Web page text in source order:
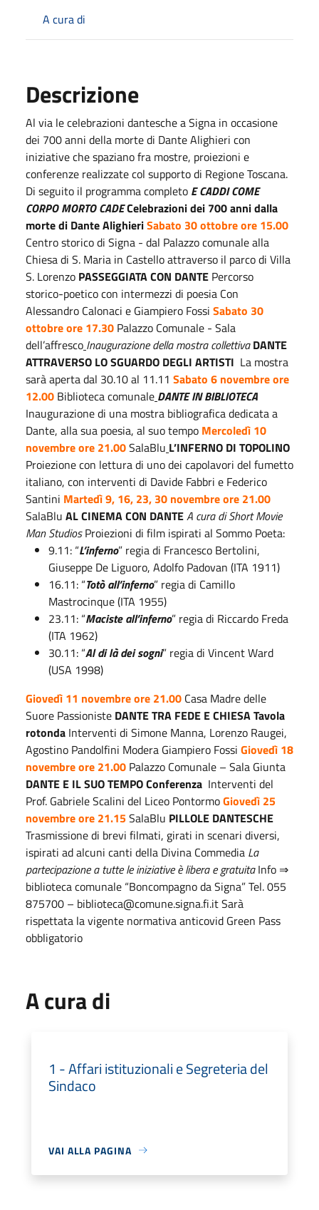
A cura di
Descrizione
Al via le celebrazioni dantesche a Signa in occasione
dei 700 anni della morte di Dante Alighieri con
iniziative che spaziano fra mostre, proiezioni e
conferenze realizzate col supporto di Regione Toscana.
Di seguito il programma completo E CADDI COME
CORPO MORTO CADECelebrazioni dei 700 anni dalla
morte di Dante AlighieriSabato 30 ottobre ore 15.00
Centro storico di Signa - dal Palazzo comunale alla
Chiesa di S. Maria in Castello attraverso il parco di Villa
S. Lorenzo PASSEGGIATA CON DANTE Percorso
storico-poetico con intermezzi di poesia Con
Alessandro Calonaci e Giampiero Fossi Sabato 30
ottobre ore 17.30 Palazzo Comunale - Sala
dell’affresco Inaugurazione della mostra collettiva DANTE
ATTRAVERSO LO SGUARDO DEGLI ARTISTI La mostra
sarà aperta dal 30.10 al 11.11 Sabato 6 novembre ore
12.00 Biblioteca comunale DANTE IN BIBLIOTECA
Inaugurazione di una mostra bibliografica dedicata a
Dante, alla sua poesia, al suo tempo Mercoledì 10
novembre ore 21.00SalaBlu L’INFERNO DI TOPOLINO
Proiezione con lettura di uno dei capolavori del fumetto
italiano, con interventi di Davide Fabbri e Federico
Santini Martedì 9, 16, 23, 30 novembre ore 21.00
SalaBlu AL CINEMA CON DANTEA cura di Short Movie
Man Studios Proiezioni di film ispirati al Sommo Poeta:
9.11: “L’inferno” regia di Francesco Bertolini,
Giuseppe De Liguoro, Adolfo Padovan (ITA 1911)
16.11: “Totò all’inferno” regia di Camillo
Mastrocinque (ITA 1955)
23.11: “Maciste all’inferno” regia di Riccardo Freda
(ITA 1962)
30.11: “Al di là dei sogni” regia di Vincent Ward
(USA 1998)
Giovedì 11 novembre ore 21.00 Casa Madre delle
Suore Passioniste DANTE TRA FEDE E CHIESA Tavola
rotonda Interventi di Simone Manna, Lorenzo Raugei,
Agostino Pandolfini Modera Giampiero Fossi Giovedì 18
novembre ore 21.00 Palazzo Comunale – Sala Giunta
DANTE E IL SUO TEMPOConferenza Interventi del
Prof. Gabriele Scalini del Liceo PontormoGiovedì 25
novembre ore 21.15SalaBlu PILLOLE DANTESCHE
Trasmissione di brevi filmati, girati in scenari diversi,
ispirati ad alcuni canti della Divina Commedia La
partecipazione a tutte le iniziative è libera e gratuitaInfo ⇒
biblioteca comunale “Boncompagno da Signa” Tel. 055
875700 – biblioteca@comune.signa.fi.it Sarà
rispettata la vigente normativa anticovid Green Pass
obbligatorio
A cura di
1 - Affari istituzionali e Segreteria del
Sindaco
VAI ALLA PAGINA